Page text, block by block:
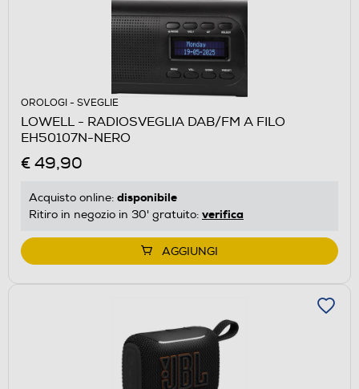
OROLOGI - SVEGLIE
LOWELL - RADIOSVEGLIA DAB/FM A FILO
EH50107N-NERO
€ 49,90
Acquisto online: disponibile
Ritiro in negozio in 30' gratuito: verifica
AGGIUNGI